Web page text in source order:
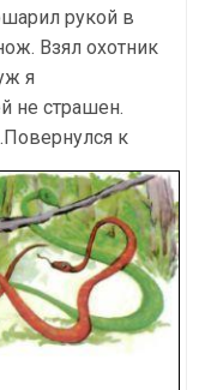
рукой в
Взял охотник
я
не страшен.
Повернулся к